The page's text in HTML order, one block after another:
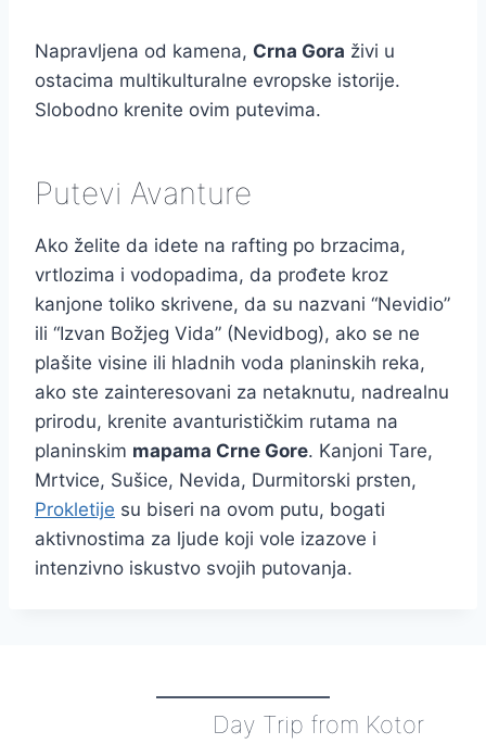
Napravljena od kamena, Crna Gora živi u
ostacima multikulturalne evropske istorije.
Slobodno krenite ovim putevima.
Putevi Avanture
Ako želite da idete na rafting po brzacima,
vrtlozima i vodopadima, da prođete kroz
kanjone toliko skrivene, da su nazvani “Nevidio”
ili “Izvan Božjeg Vida” (Nevidbog), ako se ne
plašite visine ili hladnih voda planinskih reka,
ako ste zainteresovani za netaknutu, nadrealnu
prirodu, krenite avanturističkim rutama na
planinskim mapama Crne Gore. Kanjoni Tare,
Mrtvice, Sušice, Nevida, Durmitorski prsten,
Prokletije su biseri na ovom putu, bogati
aktivnostima za ljude koji vole izazove i
intenzivno iskustvo svojih putovanja.
Day Trip from Kotor